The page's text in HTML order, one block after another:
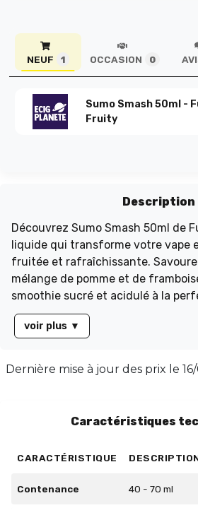
NEUF 1 OCCASION 0
Sumo Smash 50ml -
Fruity
Description
Découvrez Sumo Smash 50ml de
liquide qui transforme votre vape
fruitée et rafraîchissante.
mélange de pomme et de
smoothie sucré et acidulé à la
pour les papilles est idéal pour
une vape à la fois intense et
Sumo Smash offre un équilibre
incomparable.
voir plus ▼
Dernière mise à jour des prix le
Caractéristiques
CARACTÉRISTIQUE
Contenance 40 - 70 ml